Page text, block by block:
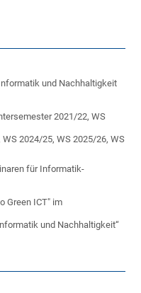
und Nachhaltigkeit
2021/22, WS
2024/25, WS 2025/26, WS
für Informatik-
Green ICT" im
und Nachhaltigkeit“